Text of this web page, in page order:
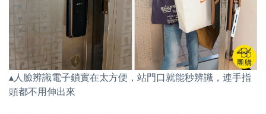
▴人臉辨識電子鎖實在太方便，站門口就能秒辨識，連手指
頭都不用伸出來